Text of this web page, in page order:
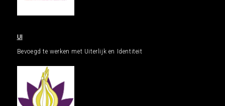
UI
Bevoegd te werken met Uiterlijk en Identiteit